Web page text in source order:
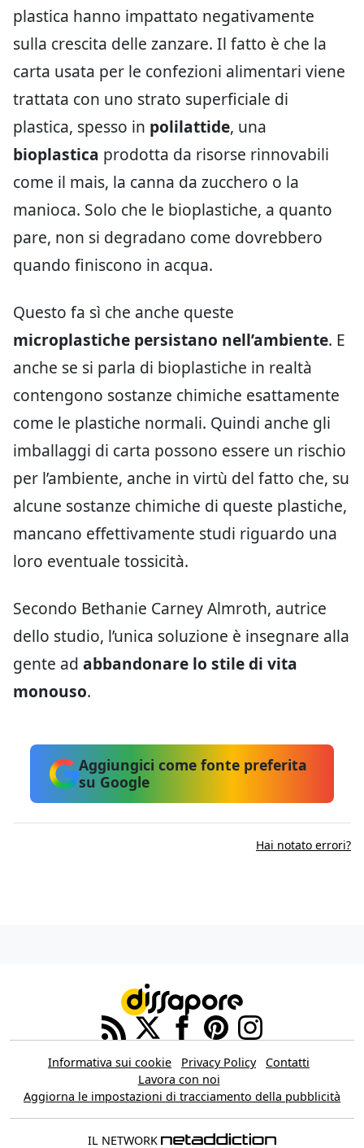
plastica hanno impattato negativamente
sulla crescita delle zanzare. Il fatto è che la
carta usata per le confezioni alimentari viene
trattata con uno strato superficiale di
plastica, spesso in polilattide, una
bioplastica prodotta da risorse rinnovabili
come il mais, la canna da zucchero o la
manioca. Solo che le bioplastiche, a quanto
pare, non si degradano come dovrebbero
quando finiscono in acqua.
Questo fa sì che anche queste
microplastiche persistano nell’ambiente. E
anche se si parla di bioplastiche in realtà
contengono sostanze chimiche esattamente
come le plastiche normali. Quindi anche gli
imballaggi di carta possono essere un rischio
per l’ambiente, anche in virtù del fatto che, su
alcune sostanze chimiche di queste plastiche,
mancano effettivamente studi riguardo una
loro eventuale tossicità.
Secondo Bethanie Carney Almroth, autrice
dello studio, l’unica soluzione è insegnare alla
gente ad abbandonare lo stile di vita
monouso.
Aggiungici come fonte preferita
su Google
Hai notato errori?
Informativa sui cookie Privacy Policy
Contatti
Lavora con noi
Aggiorna le impostazioni di tracciamento della pubblicità
IL NETWORK